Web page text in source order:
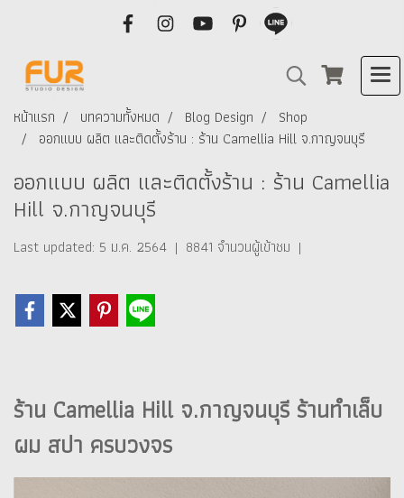
หน้าแรก บทความทั้งหมด Blog Design
Shop
ออกแบบ ผลิต และติดตั้งร้าน : ร้าน Camellia Hill จ.กาญจนบุรี
ออกแบบ ผลิต และติดตั้งร้าน : ร้าน Camellia
Hill จ.กาญจนบุรี
Last updated: 5 ม.ค. 2564 | 8841 จำนวนผู้เข้าชม |
ร้าน Camellia Hill จ.กาญจนบุรี ร้านทำเล็บ
ผม สปา ครบวงจร